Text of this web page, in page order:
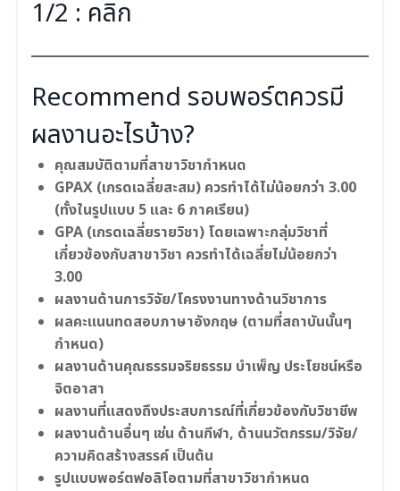
1/2 : คลิก
Recommend รอบพอร์ตควรมี
ผลงานอะไรบ้าง?
คุณสมบัติตามที่สาขาวิชากำหนด
GPAX (เกรดเฉลี่ยสะสม) ควรทำได้ไม่น้อยกว่า 3.00
(ทั้งในรูปแบบ 5 และ 6 ภาคเรียน)
GPA (เกรดเฉลี่ยรายวิชา) โดยเฉพาะกลุ่มวิชาที่
เกี่ยวข้องกับสาขาวิชา ควรทำได้เฉลี่ยไม่น้อยกว่า
3.00
ผลงานด้านการวิจัย/โครงงานทางด้านวิชาการ
ผลคะแนนทดสอบภาษาอังกฤษ (ตามที่สถาบันนั้นๆ
กำหนด)
ผลงานด้านคุณธรรมจริยธรรม บำเพ็ญ ประโยชน์หรือ
จิตอาสา
ผลงานที่แสดงถึงประสบการณ์ที่เกี่ยวข้องกับวิชาชีพ
ผลงานด้านอื่นๆ เช่น ด้านกีฬา, ด้านนวัตกรรม/วิจัย/
ความคิดสร้างสรรค์ เป็นต้น
รูปแบบพอร์ตฟอลิโอตามที่สาขาวิชากำหนด